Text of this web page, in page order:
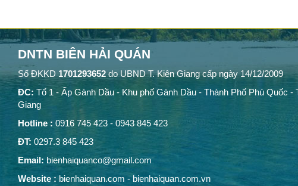
DNTN BIÊN HẢI QUÁN
Số ĐKKD1701293652do UBND T. Kiên Giang cấp ngày 14/12/2009
ĐC: Tổ 1 - Ấp Gành Dầu - Khu phố Gành Dầu - Thành Phố Phú Quốc -
Giang
Hotline : 0916 745 423 - 0943 845 423
ĐT: 0297.3 845 423
Email: bienhaiquanco@gmail.com
Website : bienhaiquan.com - bienhaiquan.com.vn